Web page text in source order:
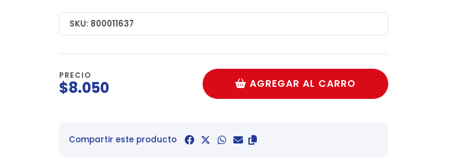
SKU: 800011637
PRECIO
$8.050 AGREGAR AL CARRO
Compartir este producto